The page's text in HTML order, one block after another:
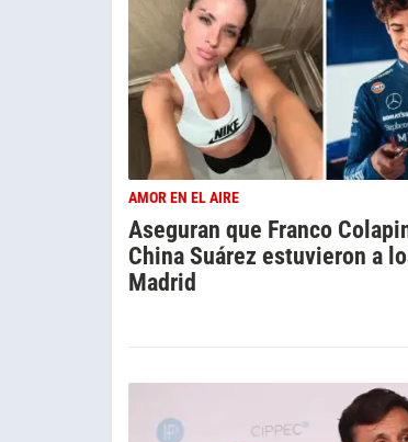
AMOR EN EL AIRE
Aseguran que Franco
China Suárez estuvieron a
Madrid